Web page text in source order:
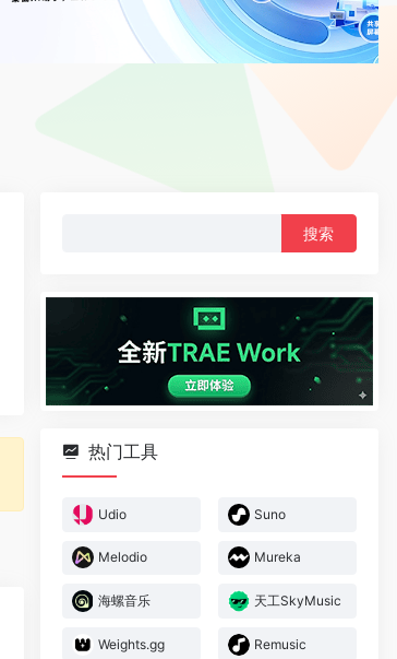
热门工具
Udio Suno
Melodio Mureka
海螺音乐 天工SkyMusic
Weights.gg Remusic